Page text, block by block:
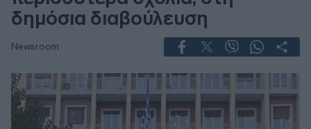
δημόσια διαβούλευση
Newsroom